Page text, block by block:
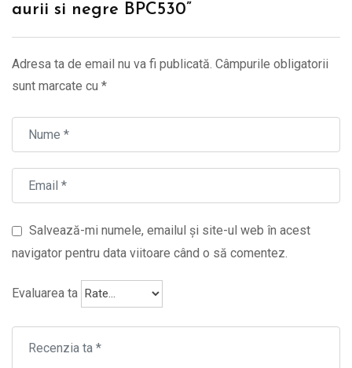
aurii si negre BPC530”
Adresa ta de email nu va fi publicată. Câmpurile obligatorii
sunt marcate cu *
Salvează-mi numele, emailul și site-ul web în acest
navigator pentru data viitoare când o să comentez.
Evaluarea ta